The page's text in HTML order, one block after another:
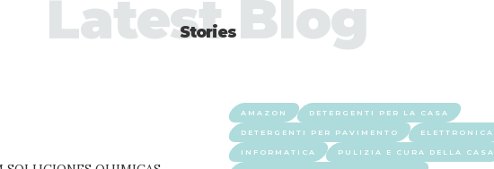
Stories
Latest Blog
AMAZON DETERGENTI PER LA CASA
DETERGENTI PER PAVIMENTO ELETTRONICA
INFORMATICA PULIZIA E CURA DELLA CASA